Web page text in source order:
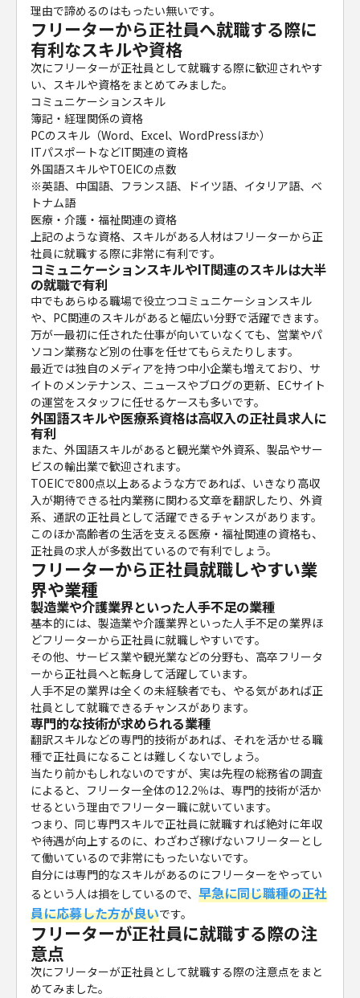
理由で諦めるのはもったい無いです。
フリーターから正社員へ就職する際に
有利なスキルや資格
次にフリーターが正社員として就職する際に歓迎されやす
い、スキルや資格をまとめてみました。
コミュニケーションスキル
簿記・経理関係の資格
PCのスキル（Word、Excel、WordPressほか）
ITパスポートなどIT関連の資格
外国語スキルやTOEICの点数
※英語、中国語、フランス語、ドイツ語、イタリア語、ベ
トナム語
医療・介護・福祉関連の資格
上記のような資格、スキルがある人材はフリーターから正
社員に就職する際に非常に有利です。
コミュニケーションスキルやIT関連のスキルは大半
の就職で有利
中でもあらゆる職場で役立つコミュニケーションスキル
や、PC関連のスキルがあると幅広い分野で活躍できます。
万が一最初に任された仕事が向いていなくても、営業やパ
ソコン業務など別の仕事を任せてもらえたりします。
最近では独自のメディアを持つ中小企業も増えており、サ
イトのメンテナンス、ニュースやブログの更新、ECサイト
の運営をスタッフに任せるケースも多いです。
外国語スキルや医療系資格は高収入の正社員求人に
有利
また、外国語スキルがあると観光業や外資系、製品やサー
ビスの輸出業で歓迎されます。
TOEICで800点以上あるような方であれば、いきなり高収
入が期待できる社内業務に関わる文章を翻訳したり、外資
系、通訳の正社員として活躍できるチャンスがあります。
このほか高齢者の生活を支える医療・福祉関連の資格も、
正社員の求人が多数出ているので有利でしょう。
フリーターから正社員就職しやすい業
界や業種
製造業や介護業界といった人手不足の業種
基本的には、製造業や介護業界といった人手不足の業界ほ
どフリーターから正社員に就職しやすいです。
その他、サービス業や観光業などの分野も、高卒フリータ
ーから正社員へと転身して活躍しています。
人手不足の業界は全くの未経験者でも、やる気があれば正
社員として就職できるチャンスがあります。
専門的な技術が求められる業種
翻訳スキルなどの専門的技術があれば、それを活かせる職
種で正社員になることは難しくないでしょう。
当たり前かもしれないのですが、実は先程の総務省の調査
によると、フリーター全体の12.2％は、専門的技術が活か
せるという理由でフリーター職に就いています。
つまり、同じ専門スキルで正社員に就職すれば絶対に年収
や待遇が向上するのに、わざわざ稼げないフリーターとし
て働いているので非常にもったいないです。
自分には専門的なスキルがあるのにフリーターをやってい
るという人は損をしているので、早急に同じ職種の正社
員に応募した方が良いです。
フリーターが正社員に就職する際の注
意点
次にフリーターが正社員として就職する際の注意点をまと
めてみました。